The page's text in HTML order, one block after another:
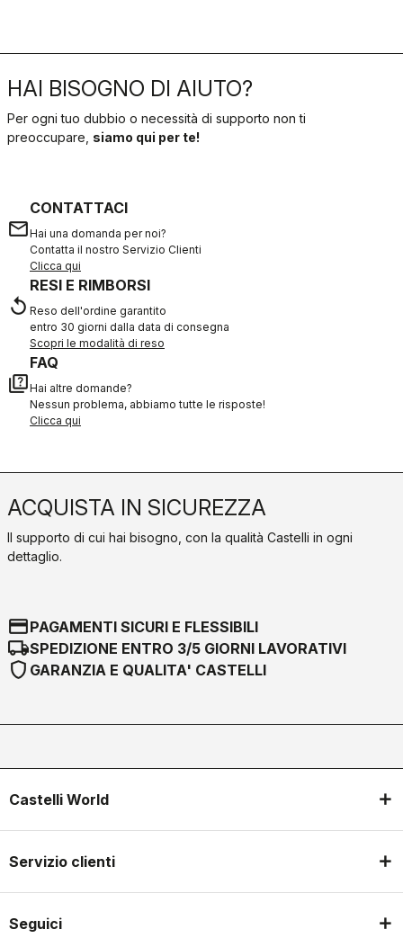
HAI BISOGNO DI AIUTO?
Per ogni tuo dubbio o necessità di supporto non ti
preoccupare, siamo qui per te!
email
CONTATTACI
Hai una domanda per noi?
Contatta il nostro Servizio Clienti
Clicca qui
replay
RESI E RIMBORSI
Reso dell'ordine garantito
entro 30 giorni dalla data di consegna
Scopri le modalità di reso
quiz
FAQ
Hai altre domande?
Nessun problema, abbiamo tutte le risposte!
Clicca qui
ACQUISTA IN SICUREZZA
Il supporto di cui hai bisogno, con la qualità Castelli in ogni
dettaglio.
credit_cardPAGAMENTI SICURI E FLESSIBILI
local_shippingSPEDIZIONE ENTRO 3/5 GIORNI LAVORATIVI
shield GARANZIA E QUALITA' CASTELLI
Castelli World
Servizio clienti
Seguici